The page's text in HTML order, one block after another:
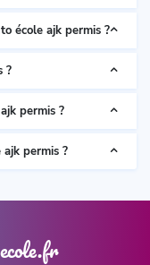
école ajk permis ?
?
permis ?
permis ?